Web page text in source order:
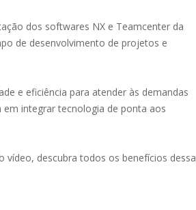
dos softwares NX e Teamcenter da
de desenvolvimento de projetos e
e eficiência para atender às demandas
integrar tecnologia de ponta aos
vídeo, descubra todos os benefícios dessa